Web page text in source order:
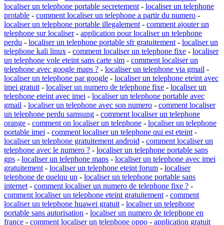
localiser un telephone portable secretement - localiser un telephone
protable - comment localiser un telephone a partir du numero -
localiser un telephone portable illegalement - comment ajouter un
telephone sur localiser- application pour localiser un telephone
perdu - localiser un telephone portable sfr gratuitement - localiser un
telephone kali linux - comment localiser un telephone fixe - localiser
un telephone vole eteint sans carte sim - comment localiser un
telephone avec google maps ? - localiser un telephone via gmail -
localiser un telephone par google - localiser un telephone eteint avec
imei gratuit - localiser un numero de telephone fixe - localiser un
telephone eteint avec imei - localiser un telephone portable avec
gmail - localiser un telephone avec son numero - comment localiser
un telephone perdu samsung - comment localiser un telephone
orange - comment on localiser un telephone - localiser un telephone
portable imei - comment localiser un telephone qui est eteint -
localiser un telephone gratuitement android - comment localiser un
telephone avec le numero ? - localiser un telephone portable sans
gps - localiser un telephone maps - localiser un telephone avec imei
gratuitement - localiser un telephone eteint forum - localiser
telephone de quelqu un - localiser un telephone portable sans
internet - comment localiser un numero de telephone fixe ? -
comment localiser un telephone eteint gratuitement - comment
localiser un telephone huawei gratuit - localiser un telephone
portable sans autorisation - localiser un numero de telephone en
france - comment localiser un telephone oppo - application gratuit